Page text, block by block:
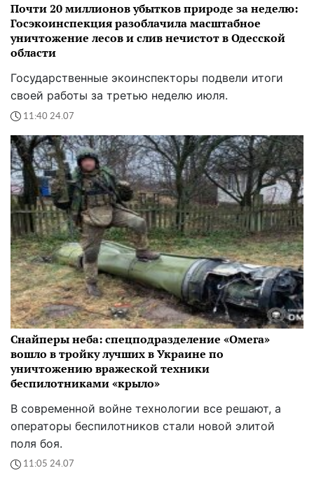
Почти 20 миллионов убытков природе за неделю:
Госэкоинспекция разоблачила масштабное
уничтожение лесов и слив нечистот в Одесской
области
Государственные экоинспекторы подвели итоги
своей работы за третью неделю июля.
11:40 24.07
Снайперы неба: спецподразделение «Омега»
вошло в тройку лучших в Украине по
уничтожению вражеской техники
беспилотниками «крыло»
В современной войне технологии все решают, а
операторы беспилотников стали новой элитой
поля боя.
11:05 24.07